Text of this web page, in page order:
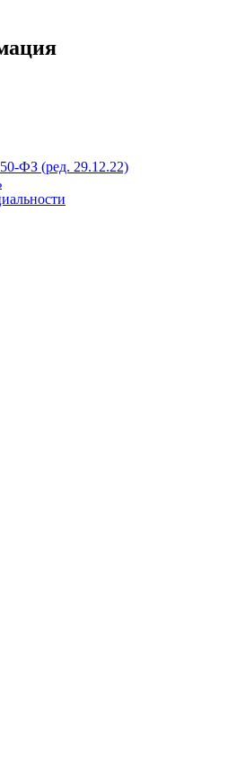
ФЗ (ред. 29.12.22)